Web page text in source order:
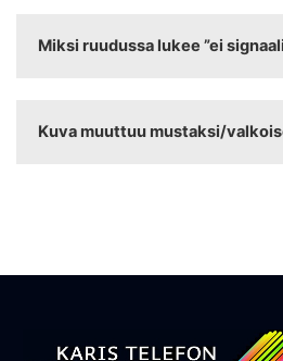
Miksi ruudussa lukee ”ei
Kuva muuttuu mustaksi/